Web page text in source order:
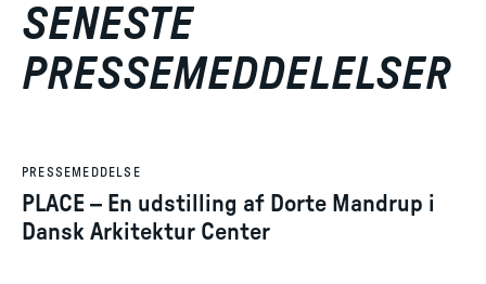
SENESTE
PRESSEMEDDELELSER
PRESSEMEDDELSE
PLACE – En udstilling af Dorte Mandrup i
Dansk Arkitektur Center